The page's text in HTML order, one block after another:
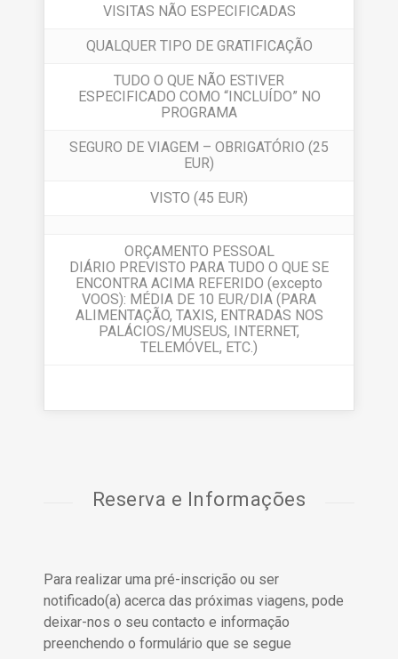
VISITAS NÃO ESPECIFICADAS
QUALQUER TIPO DE GRATIFICAÇÃO
TUDO O QUE NÃO ESTIVER
ESPECIFICADO COMO “INCLUÍDO” NO
PROGRAMA
SEGURO DE VIAGEM – OBRIGATÓRIO (25
EUR)
VISTO (45 EUR)
ORÇAMENTO PESSOAL
DIÁRIO PREVISTO PARA TUDO O QUE SE
ENCONTRA ACIMA REFERIDO (excepto
VOOS): MÉDIA DE 10 EUR/DIA (PARA
ALIMENTAÇÃO, TAXIS, ENTRADAS NOS
PALÁCIOS/MUSEUS, INTERNET,
TELEMÓVEL, ETC.)
Reserva e Informações
Para realizar uma pré-inscrição ou ser
notificado(a) acerca das próximas viagens, pode
deixar-nos o seu contacto e informação
preenchendo o formulário que se segue